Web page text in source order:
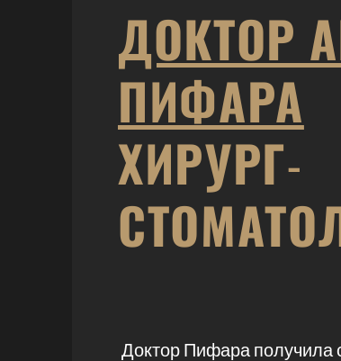
ДОКТОР
ПИФАРА
ХИРУРГ-
Доктор Пифара получила